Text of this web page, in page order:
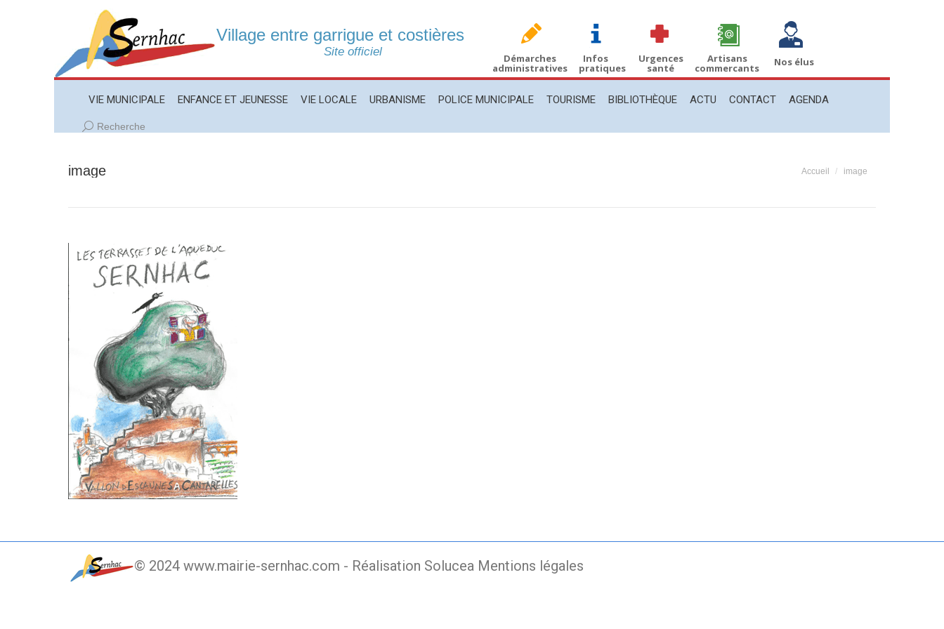
Village entre garrigue et costières
Site officiel Démarches
administratives
Infos
pratiques
Urgences
santé
Artisans
commercants Nos élus
VIE MUNICIPALE ENFANCE ET JEUNESSE VIE LOCALE URBANISME POLICE MUNICIPALE TOURISME BIBLIOTHÈQUE ACTU CONTACT AGENDA
Recherche
Recherche
image Vous êtes ici :
Accueil image
© 2024 www.mairie-sernhac.com - Réalisation Solucea Mentions légales
VIE MUNICIPALE ENFANCE ET JEUNESSE VIE LOCALE URBANISME POLICE MUNICIPALE TOURISME BIBLIOTHÈQUE CONTACT AGENDA